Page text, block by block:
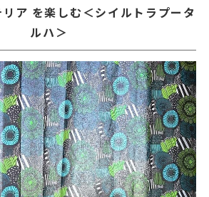
ア を楽しむ＜シイルトラプータ
ルハ＞